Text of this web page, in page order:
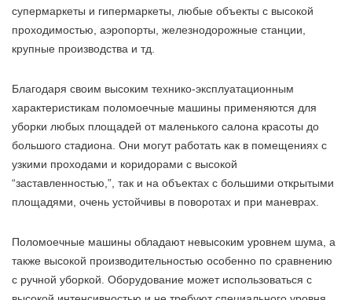
супермаркеты и гипермаркеты, любые объекты с высокой
проходимостью, аэропорты, железнодорожные станции,
крупные производства и тд.
Благодаря своим высоким технико-эксплуатационным
характеристикам поломоечные машины применяются для
уборки любых площадей от маленького салона красоты до
большого стадиона. Они могут работать как в помещениях с
узкими проходами и коридорами с высокой
“заставленностью,”, так и на объектах с большими открытыми
площадями, очень устойчивы в поворотах и при маневрах.
Поломоечные машины обладают невысоким уровнем шума, а
также высокой производительностью особенно по сравнению
с ручной уборкой. Оборудование может использоваться с